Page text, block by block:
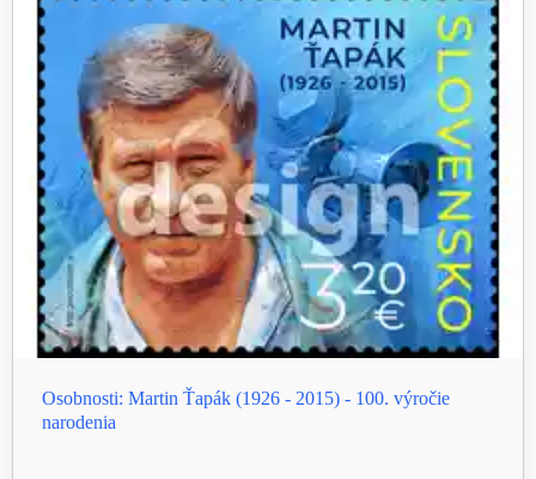
Osobnosti: Martin Ťapák (1926 - 2015) - 100. výročie
narodenia